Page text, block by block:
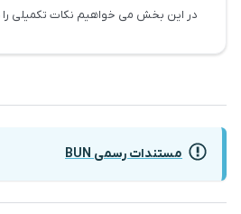
مستندات رسمی BUN